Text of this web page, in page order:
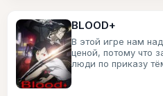
BLOOD+
В этой игре нам
ценой, потому что
люди по приказу